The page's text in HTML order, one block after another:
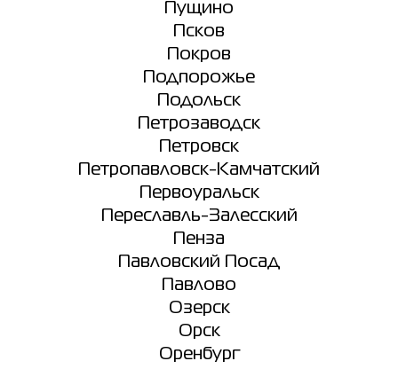
Пущино
Псков
Покров
Подпорожье
Подольск
Петрозаводск
Петровск
Петропавловск-Камчатский
Первоуральск
Переславль-Залесский
Пенза
Павловский Посад
Павлово
Озерск
Орск
Оренбург